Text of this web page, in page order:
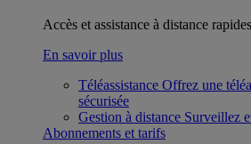
Accès et assistance à distance
En savoir plus
Téléassistance Offrez une
sécurisée
Gestion à distance Surveillez
Abonnements et tarifs